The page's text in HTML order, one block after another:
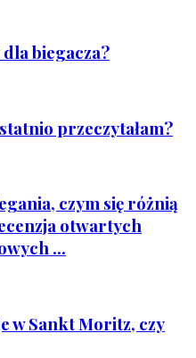
biegacza?
przeczytałam?
czym się różnią
otwartych
...
w Sankt Moritz, czy